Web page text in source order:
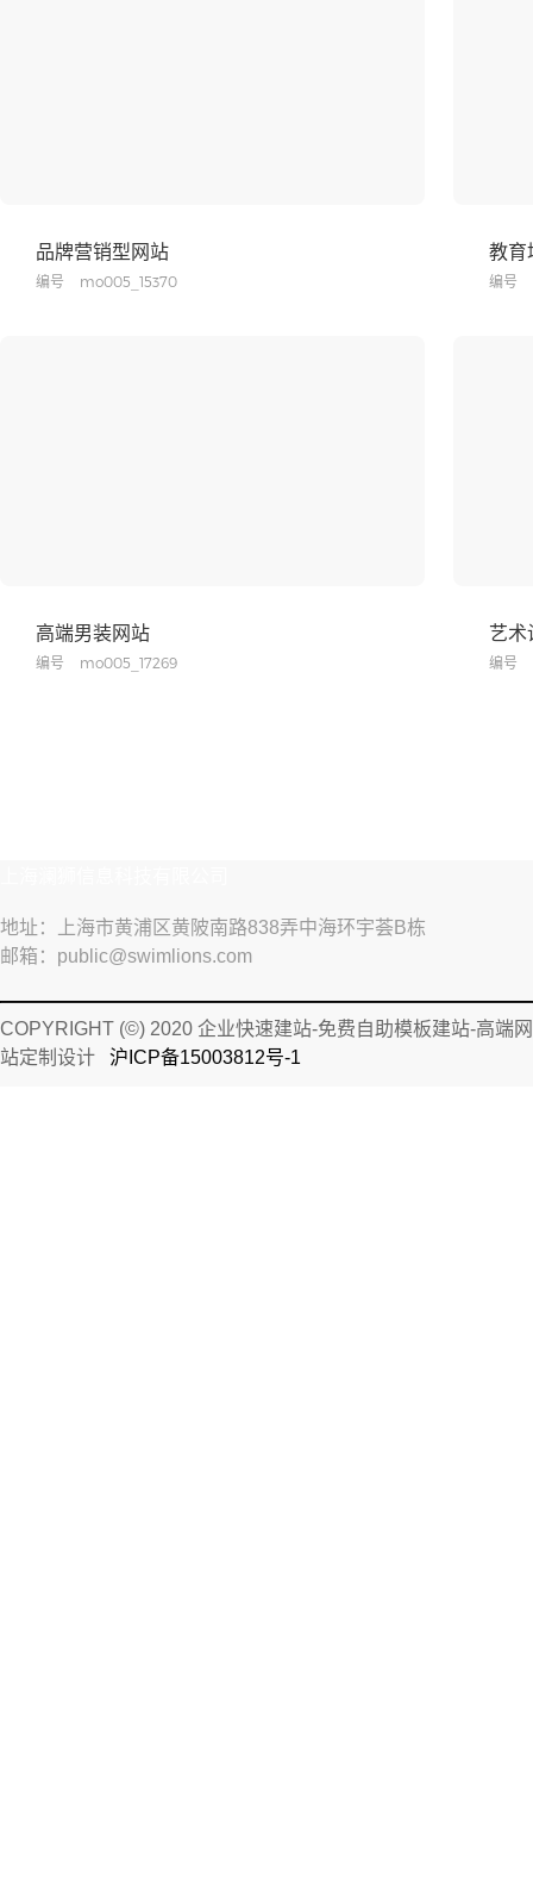
品牌营销型网站
编号 mo005_15370
教育
编号
高端男装网站
编号 mo005_17269
艺术
编号
地址：上海市黄浦区黄陂南路838弄中海环宇荟B栋
邮箱：public@swimlions.com
COPYRIGHT (©) 2020 企业快速建站-免费自助模板建站-高端网
站定制设计
沪ICP备15003812号-1